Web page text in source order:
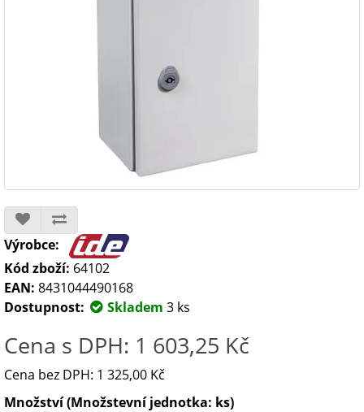
Výrobce:
Kód zboží: 64102
EAN: 8431044490168
Dostupnost:
Skladem 3 ks
Cena s DPH: 1 603,25 Kč
Cena bez DPH: 1 325,00 Kč
Množství (Množstevní jednotka: ks)